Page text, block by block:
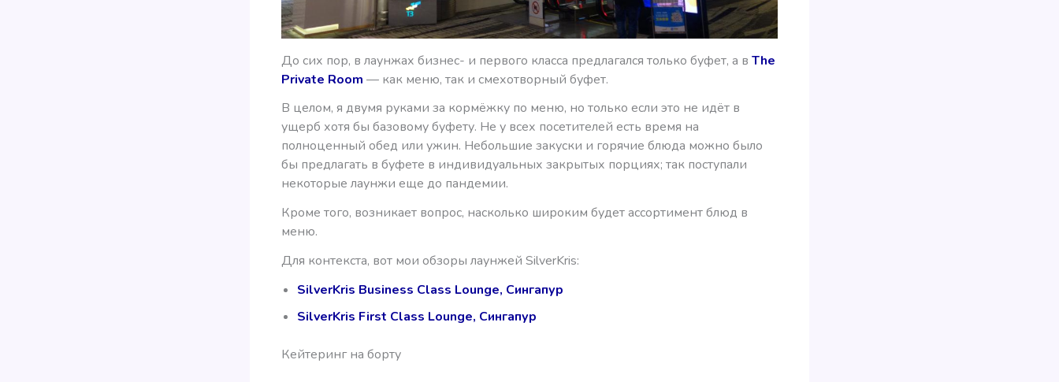
До сих пор, в лаунжах бизнес- и первого класса предлагался только буфет, а в The
Private Room — как меню, так и смехотворный буфет.
В целом, я двумя руками за кормёжку по меню, но только если это не идёт в
ущерб хотя бы базовому буфету. Не у всех посетителей есть время на
полноценный обед или ужин. Небольшие закуски и горячие блюда можно было
бы предлагать в буфете в индивидуальных закрытых порциях; так поступали
некоторые лаунжи еще до пандемии.
Кроме того, возникает вопрос, насколько широким будет ассортимент блюд в
меню.
Для контекста, вот мои обзоры лаунжей SilverKris:
SilverKris Business Class Lounge, Сингапур
SilverKris First Class Lounge, Сингапур
Кейтеринг на борту